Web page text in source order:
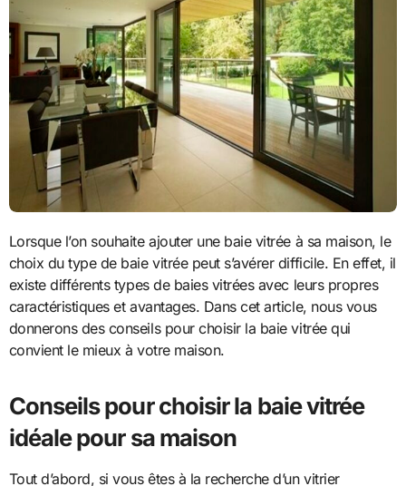
Lorsque l’on souhaite ajouter une baie vitrée à sa maison, le
choix du type de baie vitrée peut s’avérer difficile. En effet, il
existe différents types de baies vitrées avec leurs propres
caractéristiques et avantages. Dans cet article, nous vous
donnerons des conseils pour choisir la baie vitrée qui
convient le mieux à votre maison.
Conseils pour choisir la baie vitrée
idéale pour sa maison
Tout d’abord, si vous êtes à la recherche d’un vitrier